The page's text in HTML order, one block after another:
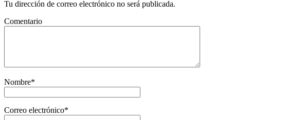
Tu dirección de correo electrónico no será publicada.
Comentario
Nombre*
Correo electrónico*